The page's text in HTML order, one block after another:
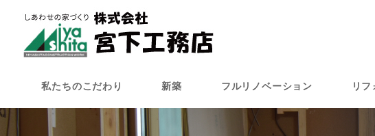
ン
ツ
私たちのこだわり 新築 フルリノベーション リ